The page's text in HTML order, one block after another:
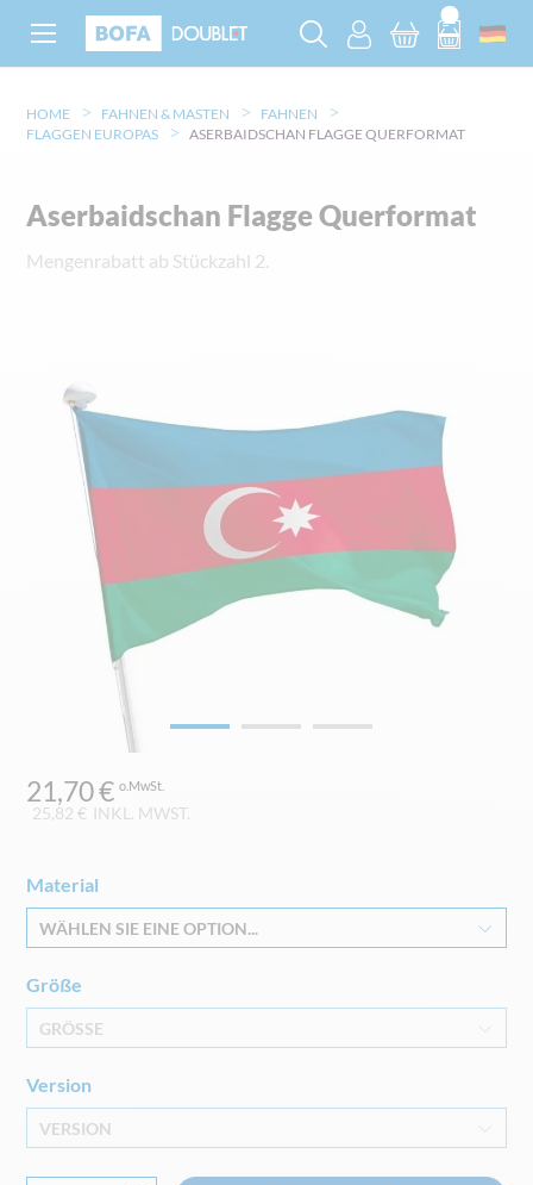
HOME FAHNEN & MASTEN
FAHNEN
FLAGGEN EUROPAS
ASERBAIDSCHAN FLAGGE QUERFORMAT
25,82 € INKL. MWST.
21,70 €
Material
WÄHLEN SIE EINE OPTION...
Größe
GRÖSSE
Version
VERSION
Aserbaidschan Flagge Querformat
Mengenrabatt ab Stückzahl 2.
Anfang
der